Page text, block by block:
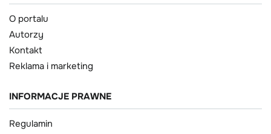
O portalu
Autorzy
Kontakt
Reklama i marketing
INFORMACJE PRAWNE
Regulamin